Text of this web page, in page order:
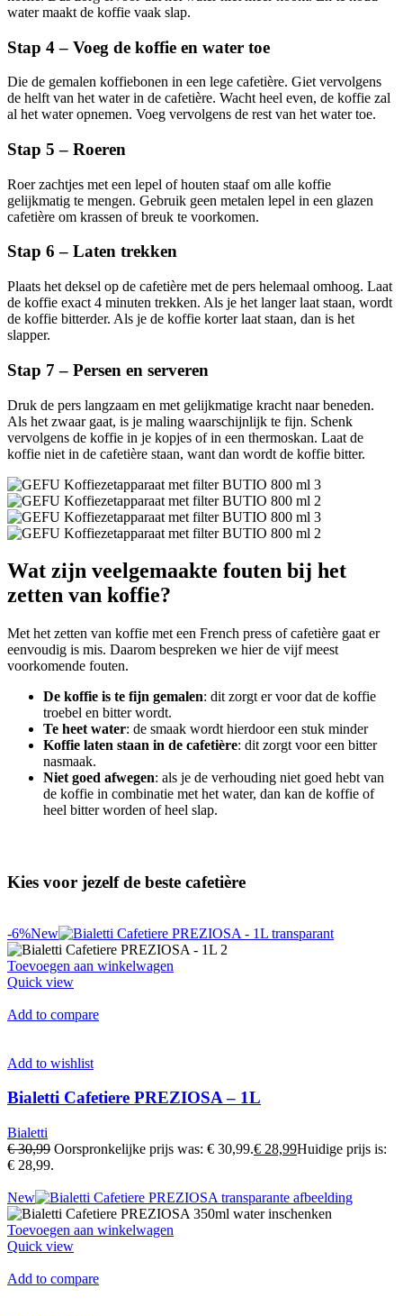
water maakt de koffie vaak slap.
Stap 4 – Voeg de koffie en water toe
Die de gemalen koffiebonen in een lege cafetière. Giet vervolgens
de helft van het water in de cafetière. Wacht heel even, de koffie zal
al het water opnemen. Voeg vervolgens de rest van het water toe.
Stap 5 – Roeren
Roer zachtjes met een lepel of houten staaf om alle koffie
gelijkmatig te mengen. Gebruik geen metalen lepel in een glazen
cafetière om krassen of breuk te voorkomen.
Stap 6 – Laten trekken
Plaats het deksel op de cafetière met de pers helemaal omhoog. Laat
de koffie exact 4 minuten trekken. Als je het langer laat staan, wordt
de koffie bitterder. Als je de koffie korter laat staan, dan is het
slapper.
Stap 7 – Persen en serveren
Druk de pers langzaam en met gelijkmatige kracht naar beneden.
Als het zwaar gaat, is je maling waarschijnlijk te fijn. Schenk
vervolgens de koffie in je kopjes of in een thermoskan. Laat de
koffie niet in de cafetière staan, want dan wordt de koffie bitter.
Wat zijn veelgemaakte fouten bij het
zetten van koffie?
Met het zetten van koffie met een French press of cafetière gaat er
eenvoudig is mis. Daarom bespreken we hier de vijf meest
voorkomende fouten.
De koffie is te fijn gemalen: dit zorgt er voor dat de koffie
troebel en bitter wordt.
Te heet water: de smaak wordt hierdoor een stuk minder
Koffie laten staan in de cafetière: dit zorgt voor een bitter
nasmaak.
Niet goed afwegen: als je de verhouding niet goed hebt van
de koffie in combinatie met het water, dan kan de koffie of
heel bitter worden of heel slap.
Kies voor jezelf de beste cafetière
-6%New
Toevoegen aan winkelwagen
Quick view
Add to compare
Add to wishlist
Bialetti Cafetiere PREZIOSA – 1L
Bialetti
€ 30,99 Oorspronkelijke prijs was: € 30,99.€ 28,99Huidige prijs is:
€ 28,99.
New
Toevoegen aan winkelwagen
Quick view
Add to compare